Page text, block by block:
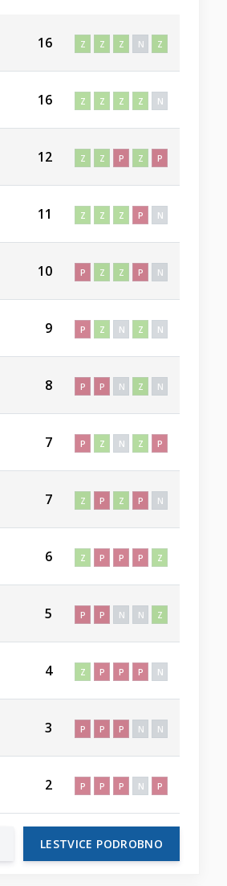
16 Z Z Z N Z
16 Z Z Z Z N
12 Z Z P Z P
11 Z Z Z P N
10 P Z Z P N
9 P Z N Z N
8 P P N Z N
7 P Z N Z P
7 Z P Z P N
6 Z P P P Z
5 P P N N Z
4 Z P P P N
3 P P P N N
2 P P P N P
LESTVICE PODROBNO